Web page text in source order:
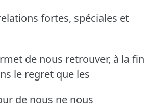
fortes, spéciales et
de nous retrouver, à la fin
le regret que les
de nous ne nous